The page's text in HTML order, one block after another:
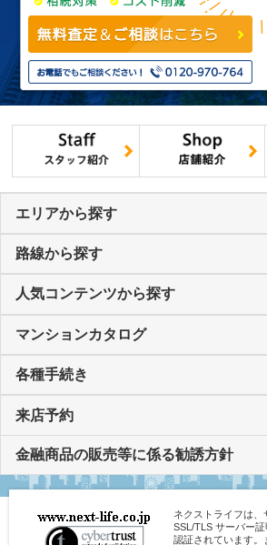
エリアから探す
路線から探す
人気コンテンツから探す
マンションカタログ
各種手続き
来店予約
金融商品の販売等に係る勧誘方針
ネクストライフは
SSL/TLS サーバー
認証されています。